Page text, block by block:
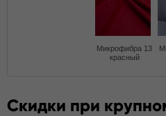
Микрофибра 13
красный
Скидки при